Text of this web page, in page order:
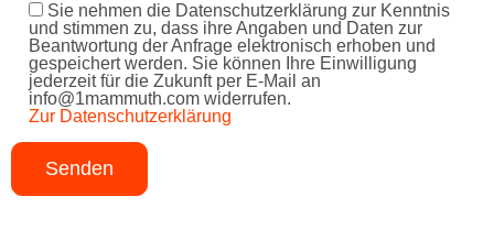
Sie nehmen die Datenschutzerklärung zur Kenntnis
und stimmen zu, dass ihre Angaben und Daten zur
Beantwortung der Anfrage elektronisch erhoben und
gespeichert werden. Sie können Ihre Einwilligung
jederzeit für die Zukunft per E-Mail an
info@1mammuth.com widerrufen.
Zur Datenschutzerklärung